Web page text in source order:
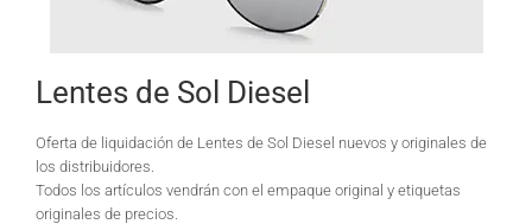
Lentes de Sol Diesel
Oferta de liquidación de Lentes de Sol Diesel nuevos y originales de
los distribuidores.
Todos los artículos vendrán con el empaque original y etiquetas
originales de precios.